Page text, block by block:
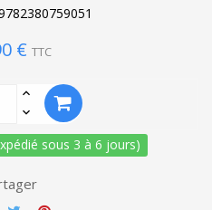
€ TTC
sous 3 à 6 jours)